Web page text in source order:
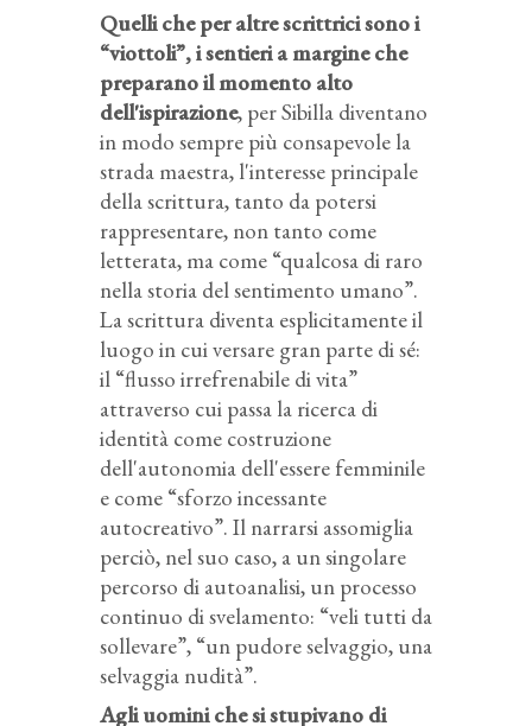
Quelli che per altre scrittrici sono i
“viottoli”, i sentieri a margine che
preparano il momento alto
dell'ispirazione, per Sibilla diventano
in modo sempre più consapevole la
strada maestra, l'interesse principale
della scrittura, tanto da potersi
rappresentare, non tanto come
letterata, ma come “qualcosa di raro
nella storia del sentimento umano”.
La scrittura diventa esplicitamente il
luogo in cui versare gran parte di sé:
il “flusso irrefrenabile di vita”
attraverso cui passa la ricerca di
identità come costruzione
dell'autonomia dell'essere femminile
e come “sforzo incessante
autocreativo”. Il narrarsi assomiglia
perciò, nel suo caso, a un singolare
percorso di autoanalisi, un processo
continuo di svelamento: “veli tutti da
sollevare”, “un pudore selvaggio, una
selvaggia nudità”.
Agli uomini che si stupivano di